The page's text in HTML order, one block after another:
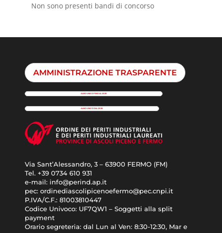
Non sono presenti bandi di concorso
AMMINISTRAZIONE TRASPARENTE
ALBO UNICO FINO AL 2025
ALBO UNICO DAL 2026
Via Sant’Alessandro, 3 – 63900 FERMO (FM)
Tel. +39 0734 610 931
e-mail: info@perind.ap.it
pec: ordinediascolipicenoefermo@pec.cnpi.it
P.IVA/C.F.: 81003810447
Codice Univoco: UF7QW1 – Soggetti alla split
payment
Orario segreteria: dal Lun al Ven: 8:30-12:30, Mar e